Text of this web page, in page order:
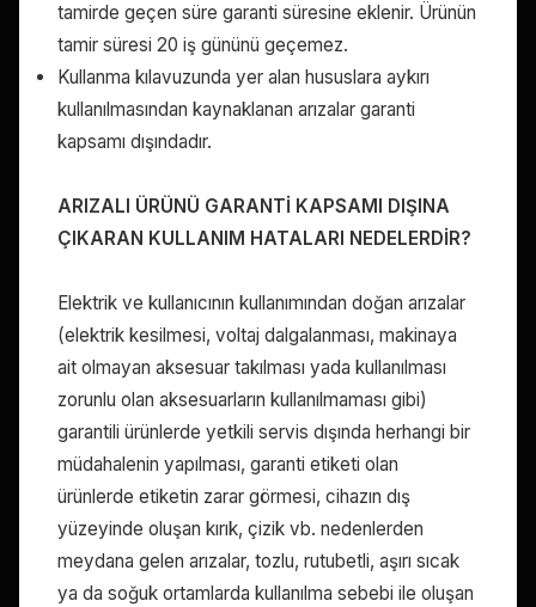
tamirde geçen süre garanti süresine eklenir. Ürünün
tamir süresi 20 iş gününü geçemez.
Kullanma kılavuzunda yer alan hususlara aykırı
kullanılmasından kaynaklanan arızalar garanti
kapsamı dışındadır.
ARIZALI ÜRÜNÜ GARANTİ KAPSAMI DIŞINA
ÇIKARAN KULLANIM HATALARI NEDELERDİR?
Elektrik ve kullanıcının kullanımından doğan arızalar
(elektrik kesilmesi, voltaj dalgalanması, makinaya
ait olmayan aksesuar takılması yada kullanılması
zorunlu olan aksesuarların kullanılmaması gibi)
garantili ürünlerde yetkili servis dışında herhangi bir
müdahalenin yapılması, garanti etiketi olan
ürünlerde etiketin zarar görmesi, cihazın dış
yüzeyinde oluşan kırık, çizik vb. nedenlerden
meydana gelen arızalar, tozlu, rutubetli, aşırı sıcak
ya da soğuk ortamlarda kullanılma sebebi ile oluşan